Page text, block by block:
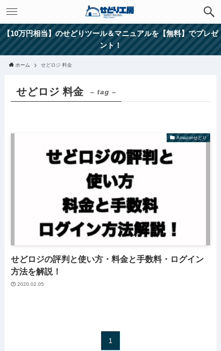
【10万円相当】のせどりツール＆マニュアルを【無料】でプレゼ
ント！
ホーム せどロジ 料金
せどロジ 料金 – tag –
Amazonせどり
せどロジの評判と使い方・料金と手数料・ログイン
方法を解説！
2020.02.05
1